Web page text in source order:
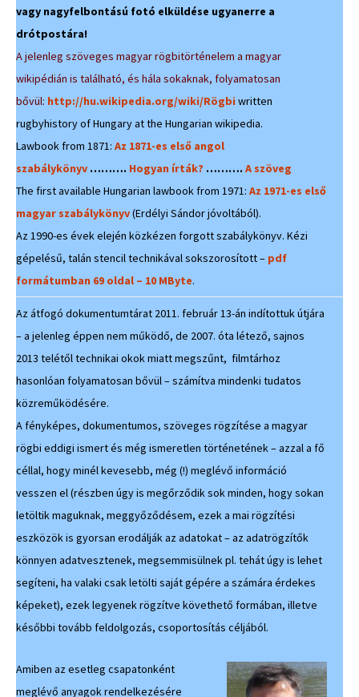
vagy nagyfelbontású fotó elküldése ugyanerre a
drótpostára!
A jelenleg szöveges magyar rögbitörténelem a magyar
wikipédián is található, és hála sokaknak, folyamatosan
bővül: http://hu.wikipedia.org/wiki/Rögbiwritten
rugbyhistory of Hungary at the Hungarian wikipedia.
Lawbook from 1871: Az 1871-es első angol
szabálykönyv ………. Hogyan írták? ………. A szöveg
The first available Hungarian lawbook from 1971: Az 1971-es első
magyar szabálykönyv(Erdélyi Sándor jóvoltából).
Az 1990-es évek elején közkézen forgott szabálykönyv. Kézi
gépelésű, talán stencil technikával sokszorosított – pdf
formátumban 69 oldal – 10 MByte.
Az átfogó dokumentumtárat 2011. február 13-án indítottuk útjára
– a jelenleg éppen nem működő, de 2007. óta létező, sajnos
2013 telétől technikai okok miatt megszűnt, filmtárhoz
hasonlóan folyamatosan bővül – számítva mindenki tudatos
közreműködésére.
A fényképes, dokumentumos, szöveges rögzítése a magyar
rögbi eddigi ismert és még ismeretlen történetének – azzal a fő
céllal, hogy minél kevesebb, még (!) meglévő információ
vesszen el (részben úgy is megőrződik sok minden, hogy sokan
letöltik maguknak, meggyőződésem, ezek a mai rögzítési
eszközök is gyorsan erodálják az adatokat – az adatrögzítők
könnyen adatvesztenek, megsemmisülnek pl. tehát úgy is lehet
segíteni, ha valaki csak letölti saját gépére a számára érdekes
képeket), ezek legyenek rögzítve követhető formában, illetve
későbbi tovább feldolgozás, csoportosítás céljából.
Amiben az esetleg csapatonként
meglévő anyagok rendelkezésére